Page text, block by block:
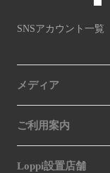
SNSアカウント一覧
メディア
ご利用案内
Loppi設置店舗